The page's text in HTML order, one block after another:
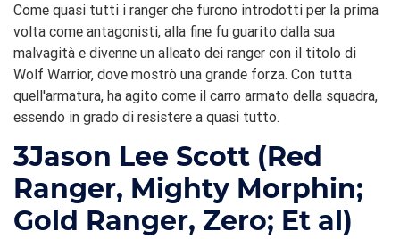
Come quasi tutti i ranger che furono introdotti per la prima
volta come antagonisti, alla fine fu guarito dalla sua
malvagità e divenne un alleato dei ranger con il titolo di
Wolf Warrior, dove mostrò una grande forza. Con tutta
quell'armatura, ha agito come il carro armato della squadra,
essendo in grado di resistere a quasi tutto.
3Jason Lee Scott (Red
Ranger, Mighty Morphin;
Gold Ranger, Zero; Et al)